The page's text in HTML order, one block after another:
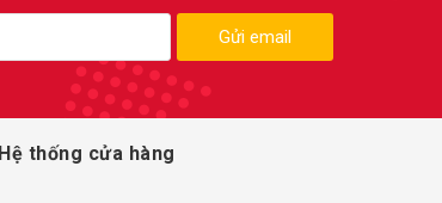
Gửi email
Hệ thống cửa hàng